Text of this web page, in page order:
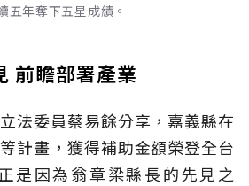
五年奪下五星成績。
前瞻部署產業
法委員蔡易餘分享，嘉義縣在
計畫，獲得補助金額榮登全台
是因為翁章梁縣長的先見之